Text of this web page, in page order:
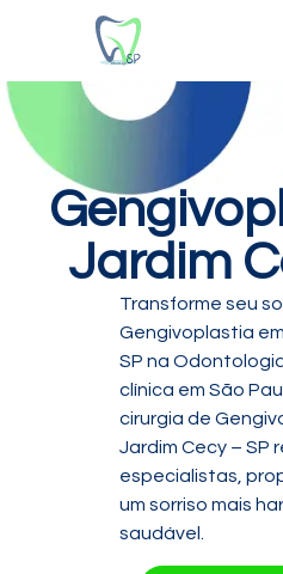
Jardim
Transforme seu
Gengivoplastia
SP na
clínica em São
cirurgia de
Jardim Cecy – SP
especialistas,
um sorriso mais
saudável.